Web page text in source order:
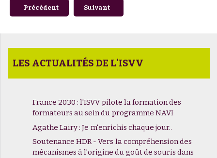
Article précédent : Soutenance HDR - Stéphanie LACHAUD
Précédent Article suivant : Comment parler du vin
Suivant
LES ACTUALITÉS DE L'ISVV
France 2030 : l'ISVV pilote la formation des
formateurs au sein du programme NAVI
Agathe Lairy : Je m'enrichis chaque jour..
Soutenance HDR - Vers la compréhension des
mécanismes à l'origine du goût de souris dans